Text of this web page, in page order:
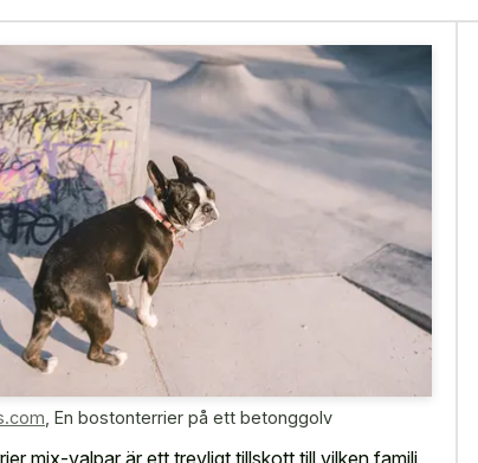
En bostonterrier på ett betonggolv